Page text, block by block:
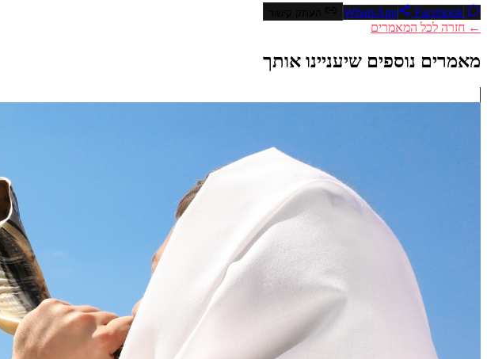
Facebook
← חזרה לכל המאמרים
מאמרים נוספים שיעניינו אותך